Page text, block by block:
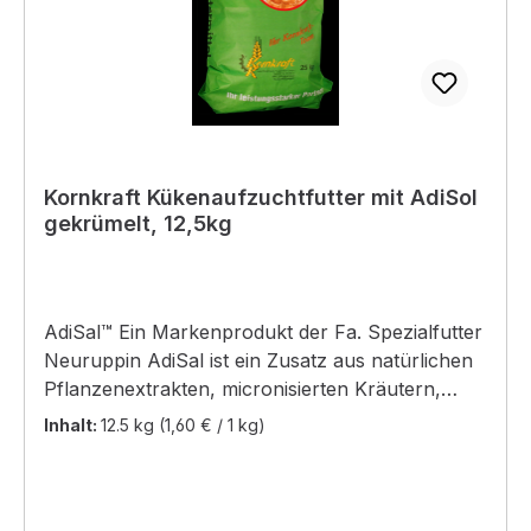
Kornkraft Kükenaufzuchtfutter mit AdiSol
gekrümelt, 12,5kg
AdiSal™ Ein Markenprodukt der Fa. Spezialfutter
Neuruppin AdiSal ist ein Zusatz aus natürlichen
Pflanzenextrakten, micronisierten Kräutern,
organischen Säuren, Öle und Mineralsalzen.
Inhalt: 12.5 kg (1,60 € / 1 kg)